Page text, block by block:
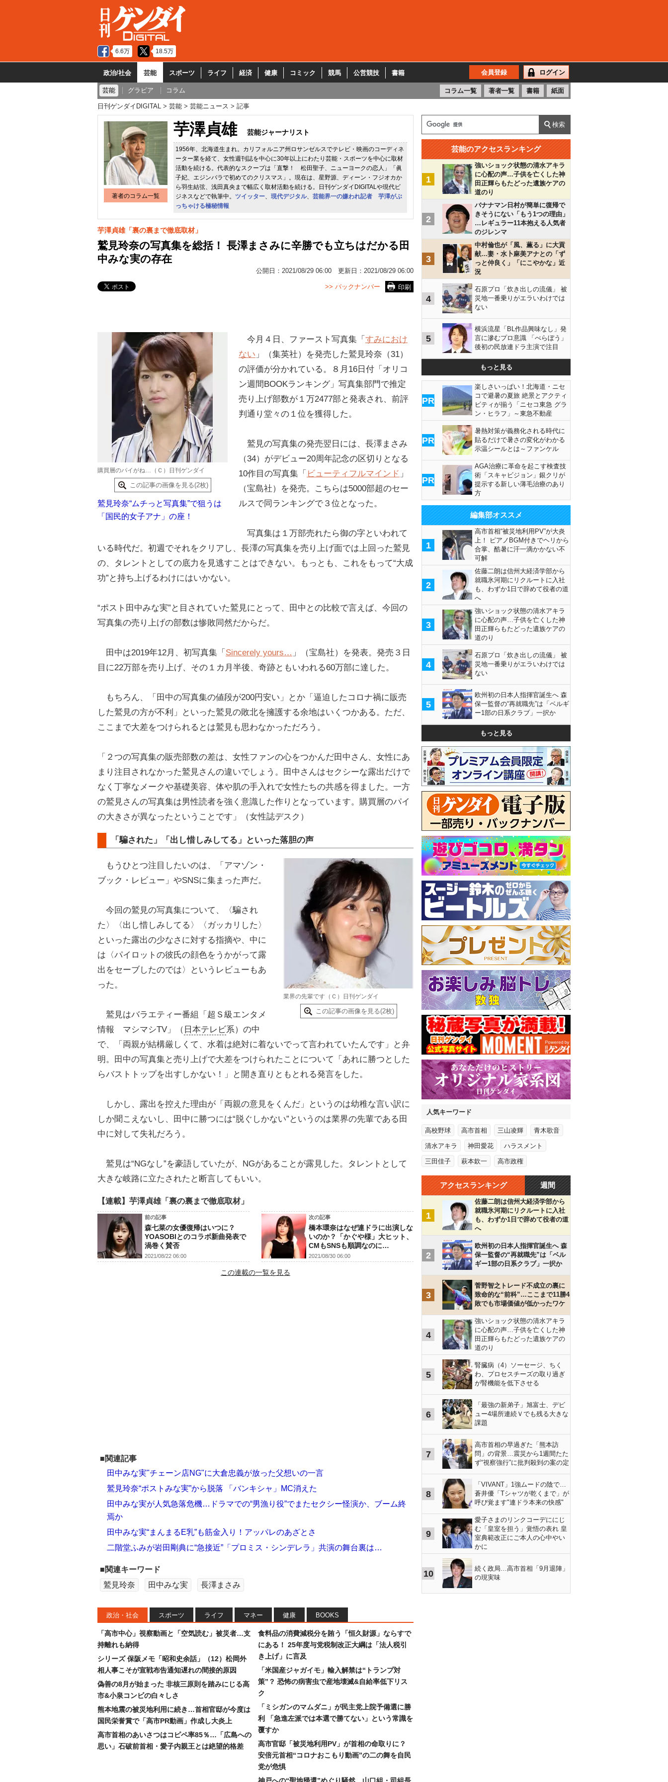
6.6万 18.5万
政治/社会 芸能 スポーツ ライフ 経済 健康 コミック 競馬 公営競技 書籍 会員登録 ログイン
芸能 グラビア コラム コラム一覧 著者一覧 書籍 紙面
日刊ゲンダイDIGITAL 芸能 芸能ニュース 記事
著者のコラム一覧
芋澤貞雄 芸能ジャーナリスト
1956年、北海道生まれ。カリフォルニア州ロサンゼルスでテレビ・映画のコーディネ
ーター業を経て、女性週刊誌を中心に30年以上にわたり芸能・スポーツを中心に取材
活動を続ける。代表的なスクープは「直撃！ 松田聖子、ニューヨークの恋人」「眞
子妃、エジンバラで初めてのクリスマス」。現在は、星野源、ディーン・フジオカか
ら羽生結弦、浅田真央まで幅広く取材活動を続ける。日刊ゲンダイDIGITALや現代ビ
ジネスなどで執筆中。 ツイッター、 現代デジタル、 芸能界一の嫌われ記者 芋澤がぶ
っちゃける極秘情報
芋澤貞雄「裏の裏まで徹底取材」
鷲見玲奈の写真集を総括！ 長澤まさみに辛勝でも立ちはだかる田
中みな実の存在
公開日： 2021/08/29 06:00 更新日： 2021/08/29 06:00
印刷
>> バックナンバー
購買層のパイがね…（Ｃ）日刊ゲンダイ
この記事の画像を見る(2枚)
鷲見玲奈“ムチっと写真集”で狙うは
「国民的女子アナ」の座！
今月４日、ファースト写真集「 すみにおけ
ない 」（集英社）を発売した鷲見玲奈（31）
の評価が分かれている。８月16日付「オリコ
ン週間BOOKランキング」写真集部門で推定
売り上げ部数が１万2477部と発表され、前評
判通り堂々の１位を獲得した。
鷲見の写真集の発売翌日には、長澤まさみ
（34）がデビュー20周年記念の区切りとなる
10作目の写真集「 ビューティフルマインド 」
（宝島社）を発売。こちらは5000部超のセー
ルスで同ランキングで３位となった。
写真集は１万部売れたら御の字といわれて
いる時代だ。初週でそれをクリアし、長澤の写真集を売り上げ面では上回った鷲見
の、タレントとしての底力を見逃すことはできない。もっとも、これをもって“大成
功”と持ち上げるわけにはいかない。
“ポスト田中みな実”と目されていた鷲見にとって、田中との比較で言えば、今回の
写真集の売り上げの部数は惨敗同然だからだ。
田中は2019年12月、初写真集「 Sincerely yours… 」（宝島社）を発表。発売３日
目に22万部を売り上げ、その１カ月半後、奇跡ともいわれる60万部に達した。
もちろん、「田中の写真集の値段が200円安い」とか「逼迫したコロナ禍に販売
した鷲見の方が不利」といった鷲見の敗北を擁護する余地はいくつかある。ただ、
ここまで大差をつけられるとは鷲見も思わなかっただろう。
「２つの写真集の販売部数の差は、女性ファンの心をつかんだ田中さん、女性にあ
まり注目されなかった鷲見さんの違いでしょう。田中さんはセクシーな露出だけで
なく丁寧なメークや基礎美容、体や肌の手入れで女性たちの共感を得ました。一方
の鷲見さんの写真集は男性読者を強く意識した作りとなっています。購買層のパイ
の大きさが異なったということです」（女性誌デスク）
「騙された」「出し惜しみしてる」といった落胆の声
業界の先輩です（Ｃ）日刊ゲンダイ
この記事の画像を見る(2枚)
もうひとつ注目したいのは、「アマゾン・
ブック・レビュー」やSNSに集まった声だ。
今回の鷲見の写真集について、〈騙され
た〉〈出し惜しみしてる〉〈ガッカリした〉
といった露出の少なさに対する指摘や、中に
は〈パイロットの彼氏の顔色をうかがって露
出をセーブしたのでは〉というレビューもあ
った。
鷲見はバラエティー番組「超Ｓ級エンタメ
情報 マシマシTV」（ 日本テレビ系）の中
で、「両親が結構厳しくて、水着は絶対に着ないでって言われていたんです」と弁
明。田中の写真集と売り上げで大差をつけられたことについて「あれに勝つとした
らバストトップを出すしかない！」と開き直りともとれる発言をした。
しかし、露出を控えた理由が「両親の意見をくんだ」というのは幼稚な言い訳に
しか聞こえないし、田中に勝つには“脱ぐしかない”というのは業界の先輩である田
中に対して失礼だろう。
鷲見は“NGなし”を豪語していたが、NGがあることが露見した。タレントとして
大きな岐路に立たされたと断言してもいい。
【連載】芋澤貞雄「裏の裏まで徹底取材」
前の記事
森七菜の女優復帰はいつに？
YOASOBIとのコラボ新曲発表で
渦巻く賛否
2021/08/22 06:00
次の記事
橋本環奈はなぜ連ドラに出演しな
いのか？「かぐや様」大ヒット、
CMもSNSも順調なのに…
2021/08/30 06:00
この連載の一覧を見る
■関連記事
田中みな実"チェーン店NG"に大倉忠義が放った父想いの一言
鷲見玲奈“ポストみな実”から脱落 「バンキシャ」MC消えた
田中みな実が人気急落危機…ドラマでの“男漁り役”でまたセクシー怪演か、ブーム終
焉か
田中みな実“まんまるE乳”も筋金入り！アッパレのあざとさ
二階堂ふみが岩田剛典に“急接近”「プロミス・シンデレラ」共演の舞台裏は…
■関連キーワード
鷲見玲奈
田中みな実 長澤まさみ
政治・社会 スポーツ ライフ マネー 健康 BOOKS
「高市中心」視察動画と「空気読む」被災者…支
持離れも納得
シリーズ 保阪メモ「昭和史余話」（12）松岡外
相人事こそが宣戦布告通知遅れの間接的原因
偽善の8月が始まった 非核三原則を踏みにじる高
市&小泉コンビの白々しさ
熊本地震の被災地利用に続き…首相官邸が今度は
国民栄誉賞で「高市PR動画」作成し大炎上
高市首相のあいさつはコピペ率85％…「広島への
思い」石破前首相・愛子内親王とは絶望的格差
食料品の消費減税分を賄う「恒久財源」ならすで
にある！ 25年度与党税制改正大綱は「法人税引
き上げ」に言及
「米国産ジャガイモ」輸入解禁は“トランプ対
策”？ 恐怖の病害虫で産地壊滅&自給率低下リス
ク
「ミシガンのマムダニ」が民主党上院予備選に勝
利 「急進左派では本選で勝てない」という常識を
覆すか
高市官邸「被災地利用PV」が首相の命取りに？
安倍元首相“コロナおこもり動画”の二の舞を自民
党が危惧
芸能のアクセスランキング
1
強いショック状態の清水アキラ
に心配の声…子供を亡くした神
田正輝らもたどった遺族ケアの
道のり
2
バナナマン日村が簡単に復帰で
きそうにない「もう1つの理由」
…レギュラー11本抱える人気者
のジレンマ
3
中村倫也が「風、薫る」に大貢
献…妻・水卜麻美アナとの「ず
っと仲良く」「にこやかな」近
況
4
石原プロ「炊き出しの流儀」 被
災地一番乗りがエラいわけでは
ない
5
横浜流星「BL作品興味なし」発
言に滲むプロ意識 「べらぼう」
後初の民放連ドラ主演で注目
もっと見る
PR
楽しさいっぱい！北海道・ニセ
コで避暑の夏旅 絶景とアクティ
ビティが揃う「ニセコ東急 グラ
ン・ヒラフ」～東急不動産
PR
暑熱対策が義務化される時代に
貼るだけで暑さの変化がわかる
示温シールとは～ファンケル
PR
AGA治療に革命を起こす検査技
術「スキャビジョン」銀クリが
提示する新しい薄毛治療のあり
方
編集部オススメ
1
高市首相“被災地利用PV”が大炎
上！ ピアノBGM付きでヘリから
合掌、酷暑に汗一滴かかない不
可解
2
佐藤二朗は信州大経済学部から
就職氷河期にリクルートに入社
も、わずか1日で辞めて役者の道
へ
3
強いショック状態の清水アキラ
に心配の声…子供を亡くした神
田正輝らもたどった遺族ケアの
道のり
4
石原プロ「炊き出しの流儀」 被
災地一番乗りがエラいわけでは
ない
5
欧州初の日本人指揮官誕生へ 森
保一監督の“再就職先”は「ベルギ
ー1部の日系クラブ」一択か
もっと見る
人気キーワード
高校野球 高市首相 三山凌輝 青木歌音
清水アキラ 神田愛花 ハラスメント
三田佳子 萩本欽一 高市政権
アクセスランキング 週間
1
佐藤二朗は信州大経済学部から
就職氷河期にリクルートに入社
も、わずか1日で辞めて役者の道
へ
2
欧州初の日本人指揮官誕生へ 森
保一監督の“再就職先”は「ベル
ギー1部の日系クラブ」一択か
3
菅野智之トレード不成立の裏に
致命的な“前科”…ここまで11勝4
敗でも市場価値が低かったワケ
4
強いショック状態の清水アキラ
に心配の声…子供を亡くした神
田正輝らもたどった遺族ケアの
道のり
5
腎臓病（4）ソーセージ、ちく
わ、プロセスチーズの取り過ぎ
が腎機能を低下させる
6
「最強の新弟子」旭富士、デビ
ュー4場所連続Ｖでも残る大きな
課題
7
高市首相の早過ぎた「熊本訪
問」の背景…震災から1週間たた
ず“視察強行”に批判殺到の案の定
8
「VIVANT」1強ムードの陰で…
蒼井優「Tシャツが乾くまで」が
呼び覚ます"連ドラ本来の快感"
9
愛子さまのリンクコーデににじ
む「皇室を担う」覚悟の表れ 皇
室典範改正にご本人の心中やい
かに
10
続く政局…高市首相「9月退陣」
の現実味